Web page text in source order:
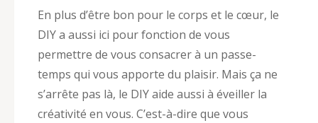
En plus d’être bon pour le corps et le cœur, le
DIY a aussi ici pour fonction de vous
permettre de vous consacrer à un passe-
temps qui vous apporte du plaisir. Mais ça ne
s’arrête pas là, le DIY aide aussi à éveiller la
créativité en vous. C’est-à-dire que vous